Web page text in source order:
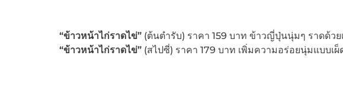
“ข้าวหน้าไก่ราดไข่” (ต้นตำรับ) ราคา 159 บาท ข้าวญี่ปุ่นนุ่มๆ ราดด้
“ข้าวหน้าไก่ราดไข่”(สไปซี่) ราคา 179 บาท เพิ่มความอร่อยนุ่มแบบเ